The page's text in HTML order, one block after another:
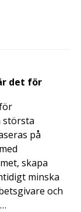
det för
största
på
skapa
minska
och